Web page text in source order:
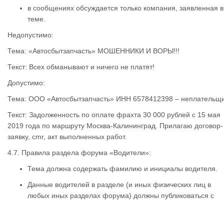
в сообщениях обсуждается только компания, заявленная в
теме.
Недопустимо:
Тема: «Автосбытзапчасть» МОШЕННИКИ И ВОРЫ!!!
Текст: Всех обманывают и ничего не платят!
Допустимо:
Тема: ООО «Автосбытзапчасть» ИНН 6578412398 –
Текст: Задолженность по оплате фрахта 30 000 рублей с 15 мая
2019 года по маршруту Москва-Калининград. Прилагаю договор-
заявку, cmr, акт выполненных работ.
4.7. Правила раздела форума «Водители»:
Тема должна содержать фамилию и инициалы водителя.
Данные водителей в разделе (и иных физических лиц в
любых иных разделах форума) должны публиковаться с